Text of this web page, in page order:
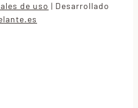
de uso | Desarrollado